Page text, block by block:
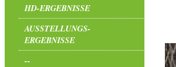
HD-ERGEBNISSE
AUSSTELLUNGS-
ERGEBNISSE
--